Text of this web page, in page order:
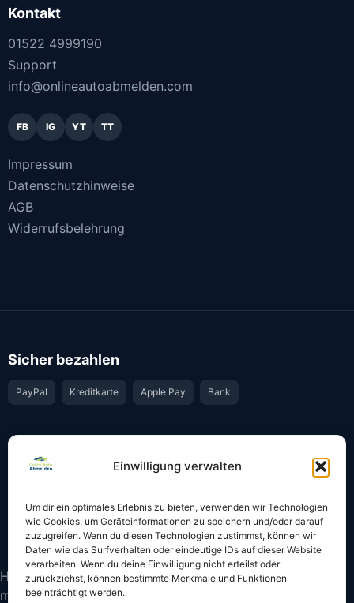
Einwilligung verwalten
Um dir ein optimales Erlebnis zu bieten, verwenden wir Technologien
wie Cookies, um Geräteinformationen zu speichern und/oder darauf
zuzugreifen. Wenn du diesen Technologien zustimmst, können wir
Daten wie das Surfverhalten oder eindeutige IDs auf dieser Website
verarbeiten. Wenn du deine Einwilligung nicht erteilst oder
zurückziehst, können bestimmte Merkmale und Funktionen
beeinträchtigt werden.
Kontakt
01522 4999190
Support
info@onlineautoabmelden.com
FB IG YT TT
Impressum
Datenschutzhinweise
AGB
Widerrufsbelehrung
Sicher bezahlen
PayPal Kreditkarte Apple Pay Bank
Bestätigung per E-Mail Support per WhatsApp
Hinweis: Die Online-Abmeldung ist nicht in allen Fällen
möglich. Bitte prüfen Sie vor dem Start, ob